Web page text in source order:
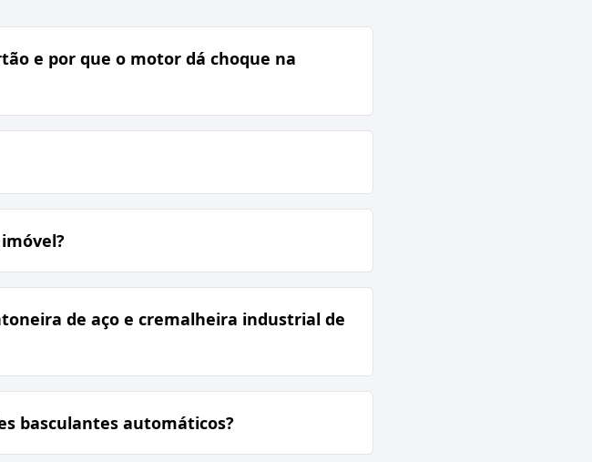
e por que o motor dá choque na
de aço e cremalheira industrial de
basculantes automáticos?